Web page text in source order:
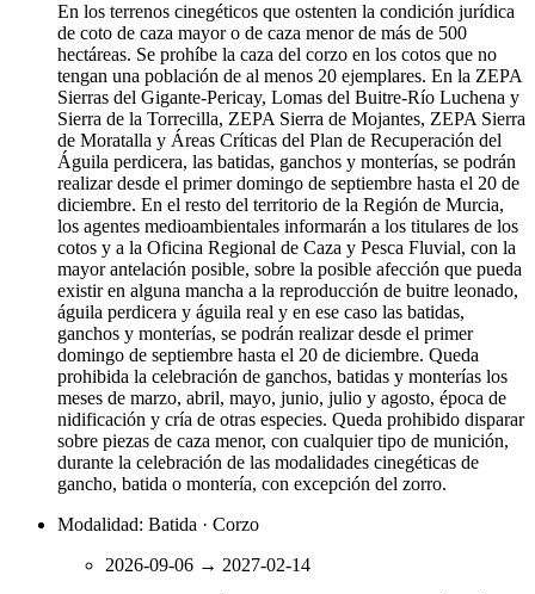
En los terrenos cinegéticos que ostenten la condición jurídica
de coto de caza mayor o de caza menor de más de 500
hectáreas. Se prohíbe la caza del corzo en los cotos que no
tengan una población de al menos 20 ejemplares. En la ZEPA
Sierras del Gigante-Pericay, Lomas del Buitre-Río Luchena y
Sierra de la Torrecilla, ZEPA Sierra de Mojantes, ZEPA Sierra
de Moratalla y Áreas Críticas del Plan de Recuperación del
Águila perdicera, las batidas, ganchos y monterías, se podrán
realizar desde el primer domingo de septiembre hasta el 20 de
diciembre. En el resto del territorio de la Región de Murcia,
los agentes medioambientales informarán a los titulares de los
cotos y a la Oficina Regional de Caza y Pesca Fluvial, con la
mayor antelación posible, sobre la posible afección que pueda
existir en alguna mancha a la reproducción de buitre leonado,
águila perdicera y águila real y en ese caso las batidas,
ganchos y monterías, se podrán realizar desde el primer
domingo de septiembre hasta el 20 de diciembre. Queda
prohibida la celebración de ganchos, batidas y monterías los
meses de marzo, abril, mayo, junio, julio y agosto, época de
nidificación y cría de otras especies. Queda prohibido disparar
sobre piezas de caza menor, con cualquier tipo de munición,
durante la celebración de las modalidades cinegéticas de
gancho, batida o montería, con excepción del zorro.
Modalidad: Batida · Corzo
2026-09-06 → 2027-02-14